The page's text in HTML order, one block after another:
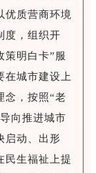
优质营商环境
度，组织开
策明白卡”服
在城市建设上
念，按照“老
向推进城市
启动、出形
民生福祉上提